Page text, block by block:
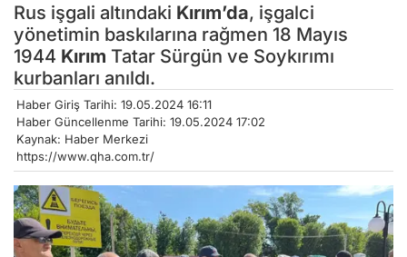
Rus işgali altındaki Kırım’da, işgalci
yönetimin baskılarına rağmen 18 Mayıs
1944 Kırım Tatar Sürgün ve Soykırımı
kurbanları anıldı.
Haber Giriş Tarihi: 19.05.2024 16:11
Haber Güncellenme Tarihi: 19.05.2024 17:02
Kaynak: Haber Merkezi
https://www.qha.com.tr/